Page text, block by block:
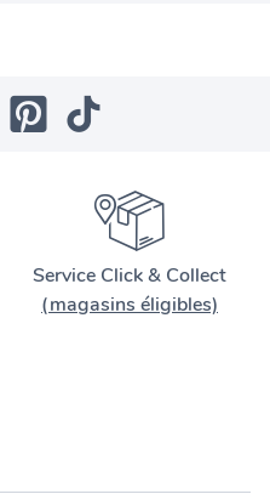
Service Click & Collect
(magasins éligibles)